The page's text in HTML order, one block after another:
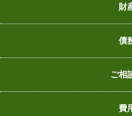
財
債
ご相
費